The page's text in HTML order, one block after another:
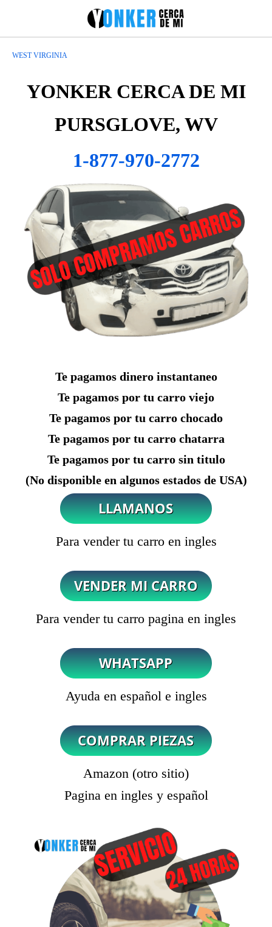
WEST VIRGINIA
YONKER CERCA DE MI
PURSGLOVE, WV
1-877-970-2772
Te pagamos dinero instantaneo
Te pagamos por tu carro viejo
Te pagamos por tu carro chocado
Te pagamos por tu carro chatarra
Te pagamos por tu carro sin titulo
(No disponible en algunos estados de USA)
Para vender tu carro en ingles
Para vender tu carro pagina en ingles
Ayuda en español e ingles
Amazon (otro sitio)
Pagina en ingles y español